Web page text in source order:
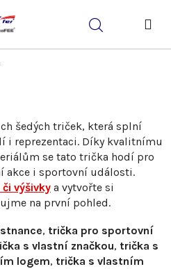
Hledat
šedých triček, která splní
i reprezentaci. Díky kvalitnímu
se tato trička hodí pro
akce i sportovní události.
výšivky a vytvořte si
na první pohled.
, trička pro sportovní
s vlastní značkou, trička s
logem, trička s vlastním